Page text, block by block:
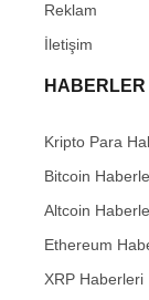
Reklam
İletişim
HABERLER
Kripto Para
Bitcoin
Altcoin
Ethereum
XRP Haberleri